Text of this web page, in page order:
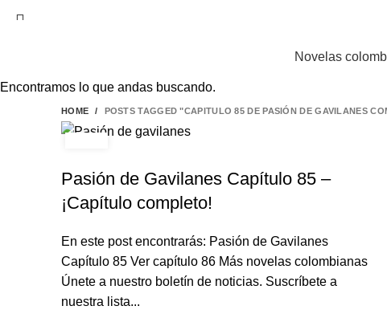
Novelas
HOME POSTS TAGGED "CAPITULO 85 DE PASIÓN DE GAVILANES
Pasión de Gavilanes Capítulo 85 –
¡Capítulo completo!
En este post encontrarás: Pasión de Gavilanes
Capítulo 85 Ver capítulo 86 Más novelas colombianas
Únete a nuestro boletín de noticias. Suscríbete a
nuestra lista...
Encontramos lo que andas buscando.